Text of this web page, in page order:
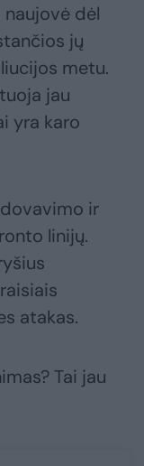
dėl
jų
metu.
jau
yra karo
ir
linijų.
atakas.
Tai jau